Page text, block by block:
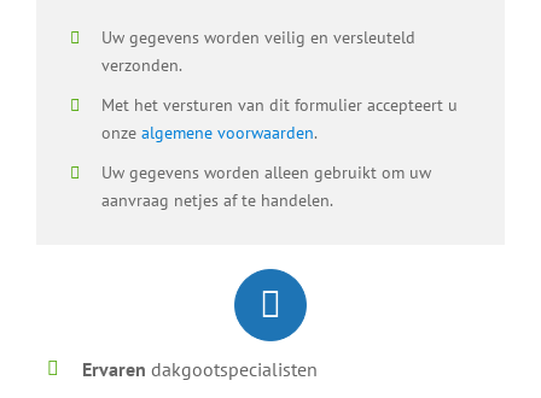
Uw gegevens worden veilig en versleuteld
verzonden.
Met het versturen van dit formulier accepteert u
onze algemene voorwaarden.
Uw gegevens worden alleen gebruikt om uw
aanvraag netjes af te handelen.
Ervaren dakgootspecialisten